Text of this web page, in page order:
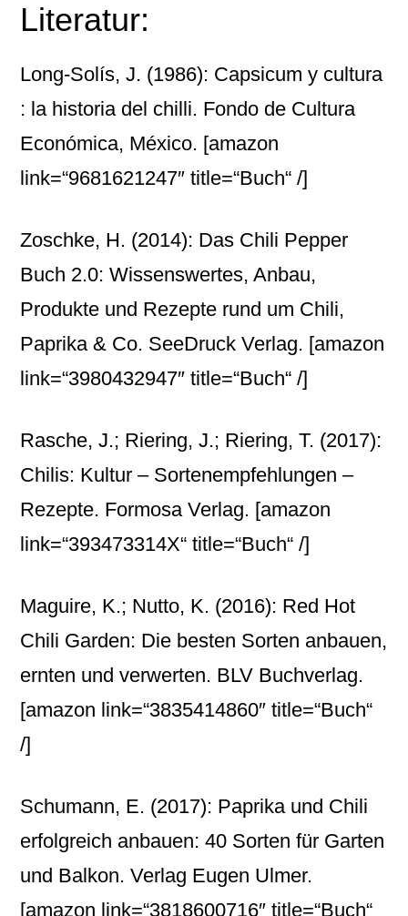
Literatur:
Long-Solís, J. (1986): Capsicum y cultura
: la historia del chilli. Fondo de Cultura
Económica, México. [amazon
link=“9681621247″ title=“Buch“ /]
Zoschke, H. (2014): Das Chili Pepper
Buch 2.0: Wissenswertes, Anbau,
Produkte und Rezepte rund um Chili,
Paprika & Co. SeeDruck Verlag. [amazon
link=“3980432947″ title=“Buch“ /]
Rasche, J.; Riering, J.; Riering, T. (2017):
Chilis: Kultur – Sortenempfehlungen –
Rezepte. Formosa Verlag. [amazon
link=“393473314X“ title=“Buch“ /]
Maguire, K.; Nutto, K. (2016): Red Hot
Chili Garden: Die besten Sorten anbauen,
ernten und verwerten. BLV Buchverlag.
[amazon link=“3835414860″ title=“Buch“
/]
Schumann, E. (2017): Paprika und Chili
erfolgreich anbauen: 40 Sorten für Garten
und Balkon. Verlag Eugen Ulmer.
[amazon link=“3818600716″ title=“Buch“